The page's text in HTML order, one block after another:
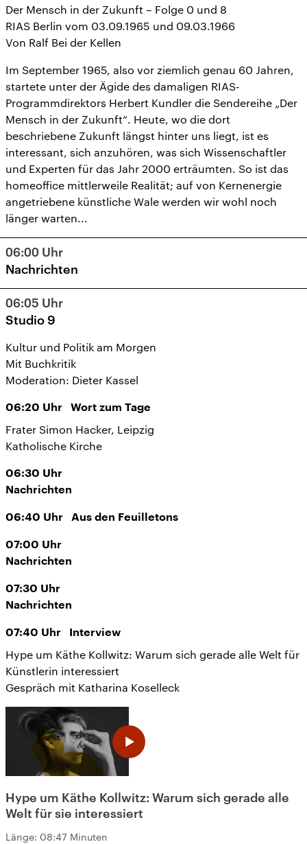
Der Mensch in der Zukunft – Folge 0 und 8
RIAS Berlin vom 03.09.1965 und 09.03.1966
Von Ralf Bei der Kellen
Im September 1965, also vor ziemlich genau 60 Jahren,
startete unter der Ägide des damaligen RIAS-
Programmdirektors Herbert Kundler die Sendereihe „Der
Mensch in der Zukunft“. Heute, wo die dort
beschriebene Zukunft längst hinter uns liegt, ist es
interessant, sich anzuhören, was sich Wissenschaftler
und Experten für das Jahr 2000 erträumten. So ist das
homeoffice mittlerweile Realität; auf von Kernenergie
angetriebene künstliche Wale werden wir wohl noch
länger warten...
06:00 Uhr
Nachrichten
06:05 Uhr
Studio 9
Kultur und Politik am Morgen
Mit Buchkritik
Moderation: Dieter Kassel
06:20 Uhr Wort zum Tage
Frater Simon Hacker, Leipzig
Katholische Kirche
06:30 Uhr
Nachrichten
06:40 Uhr Aus den Feuilletons
07:00 Uhr
Nachrichten
07:30 Uhr
Nachrichten
07:40 Uhr Interview
Hype um Käthe Kollwitz: Warum sich gerade alle Welt für
Künstlerin interessiert
Gespräch mit Katharina Koselleck
Hype um Käthe Kollwitz: Warum sich gerade alle
Welt für sie interessiert
Länge: 08:47 Minuten